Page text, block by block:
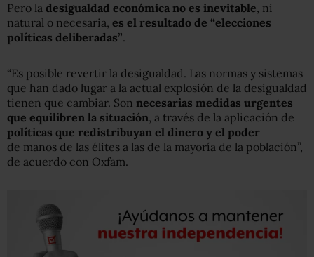
Pero la desigualdad económica no es inevitable, ni
natural o necesaria, es el resultado de “elecciones
políticas deliberadas”.
“Es posible revertir la desigualdad. Las normas y sistemas
que han dado lugar a la actual explosión de la desigualdad
tienen que cambiar. Son necesarias medidas urgentes
que equilibren la situación, a través de la aplicación de
políticas que redistribuyan el dinero y el poder
de manos de las élites a las de la mayoría de la población”,
de acuerdo con Oxfam.